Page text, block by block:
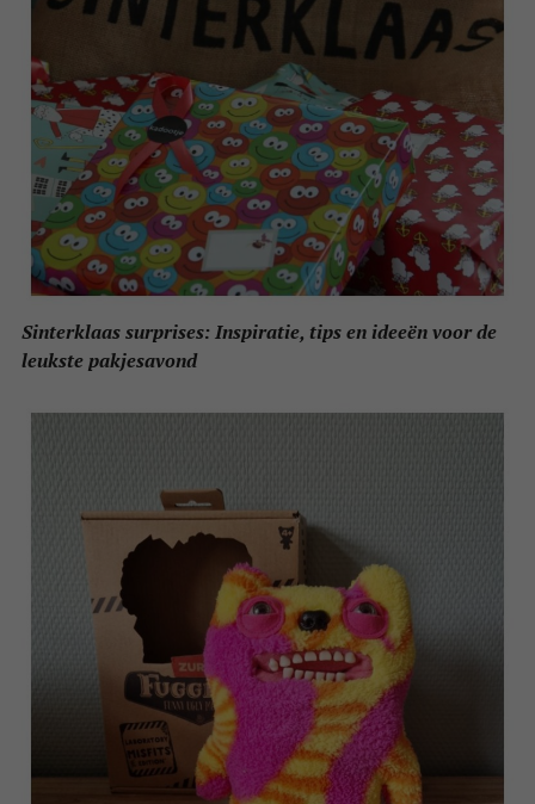
Sinterklaas surprises: Inspiratie, tips en ideeën voor de
leukste pakjesavond